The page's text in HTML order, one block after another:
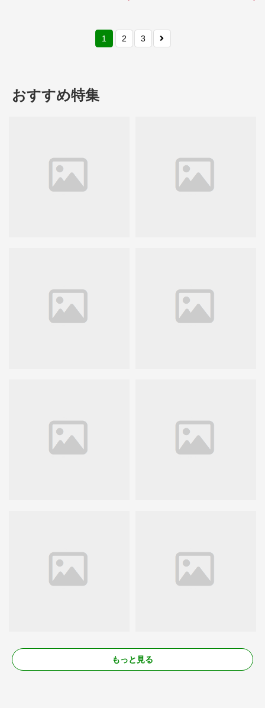
1 2 3
おすすめ特集
もっと見る